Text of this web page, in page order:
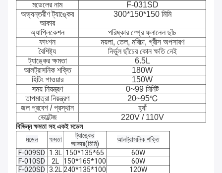
মডেলের নাম
F-031SD
অভ্যন্তরীণ ট্যাঙ্কের
আকার
300*150*150 মিমি
অ্যাপ্লিকেশন
পরিষ্কার স্প্রে ফ্লানেল ছাঁচ
ফাংশন
ময়লা, তেল, মরিচা, গ্রীস অপসারণ
বৈশিষ্ট্য
নির্ভুল ছাঁচের কোন ক্ষতি নেই
ট্যাঙ্কের ক্ষমতা
6.5L
আলট্রাসনিক শক্তি
180W
হিটিং পাওয়ার
150W
সময় নিয়ন্ত্রণ
0~99 মিনিট
তাপমাত্রা নিয়ন্ত্রণ
20~95℃
জল প্রবেশ / প্রস্থান
হ্যাঁ
ভোল্টেজ
220V / 110V
বিভিন্ন ক্ষমতা সহ একই মডেল
মডেল
ক্ষমতা
ট্যাঙ্কের
আকার(মিমি)
আলট্রাসনিক শক্তি
F-009SD
1.3L 150*135*65
60W
F-010SD
2L 150*165*100
60W
F-020SD 3.2L 240*135*100 120W